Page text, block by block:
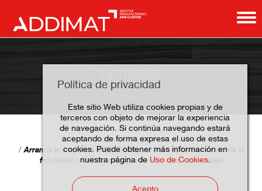
Política de privacidad
Este sitio Web utiliza cookies propias y de
terceros con objeto de mejorar la experiencia
de navegación. Si continúa navegando estará
aceptando de forma expresa el uso de estas
cookies. Puede obtener más información en
nuestra página de Uso de Cookies.
Acepto
Home Noticias
Arranca el proyecto ADDITOOL, para la implementación de la
fabricación aditiva metálica en el mundo del utillaje